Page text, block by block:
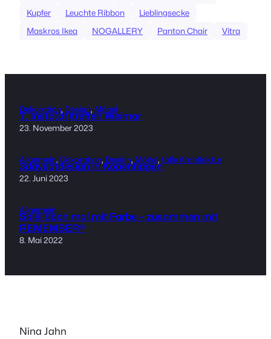
Kupfer
Leuchte Ribbon
Lieblingsecke
Maskros Ikea
NOGALLERY Panton Chair Vitra
Dekoration, Design, Möbel
7. Insta(dt)treffen Weimar
23. November 2023
Allgemein, Dekoration, Design, Möbel, tolle Architektur
3daysofdesign in Kopenhagen
22. Juni 2023
Allgemein
Spiel doch mal mit Farbe – zusammen mit
REMEMBER®
8. Mai 2022
Nina Jahn